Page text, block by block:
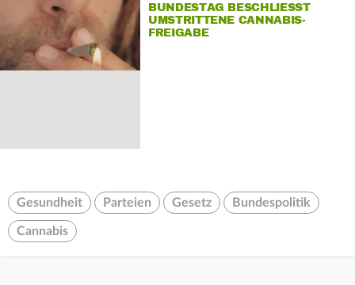
BUNDESTAG BESCHLIESST U
MSTRITTENE CANNABIS-F
REIGABE
Gesundheit Parteien Gesetz Bundespolitik
Cannabis